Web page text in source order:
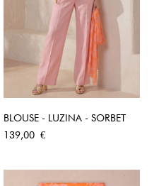
BLOUSE - LUZINA - SORBET
Prix
139,00 €